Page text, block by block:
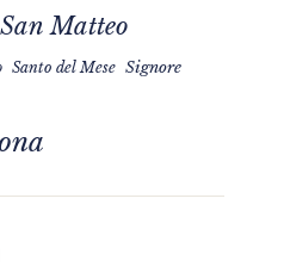
San Matteo
Santo del Mese Signore